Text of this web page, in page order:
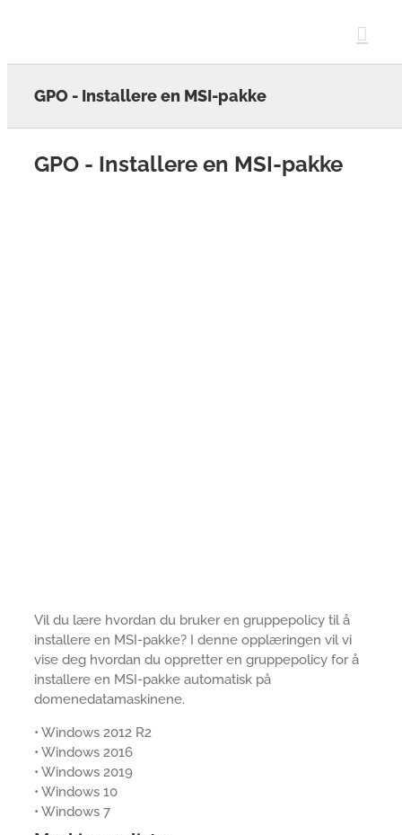
GPO - Installere en MSI-pakke
GPO - Installere en MSI-pakke
Vil du lære hvordan du bruker en gruppepolicy til å
installere en MSI-pakke? I denne opplæringen vil vi
vise deg hvordan du oppretter en gruppepolicy for å
installere en MSI-pakke automatisk på
domenedatamaskinene.
• Windows 2012 R2
• Windows 2016
• Windows 2019
• Windows 10
• Windows 7